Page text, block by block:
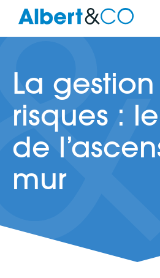
La
risques :
de
mur